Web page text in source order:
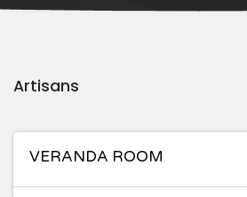
Artisans
VERANDA ROOM